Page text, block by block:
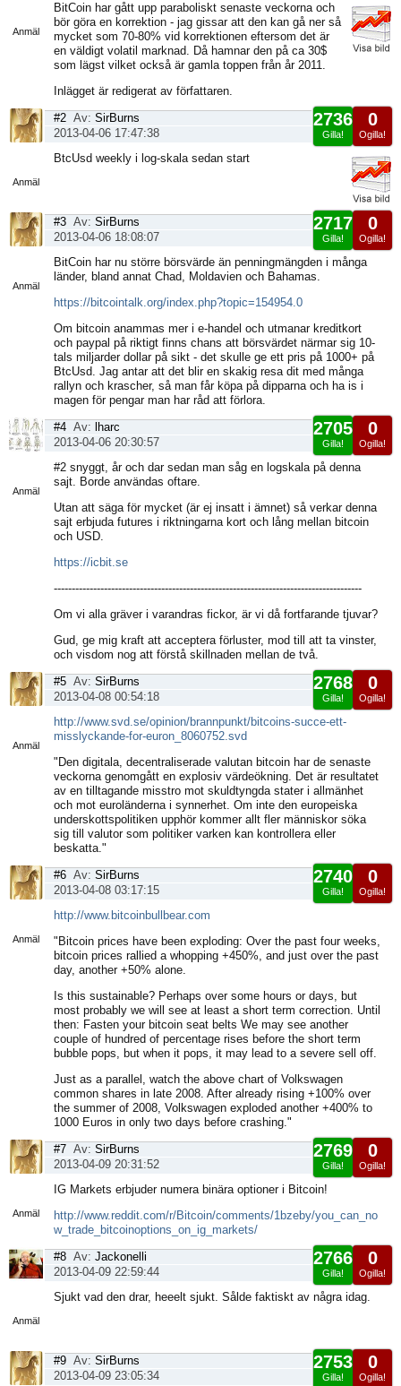
Anmäl
BitCoin har gått upp paraboliskt senaste veckorna och
bör göra en korrektion - jag gissar att den kan gå ner så
mycket som 70-80% vid korrektionen eftersom det är
en väldigt volatil marknad. Då hamnar den på ca 30$
som lägst vilket också är gamla toppen från år 2011.
Inlägget är redigerat av författaren.
Anmäl
0
Ogilla!
2736
Gilla!
#2 Av: SirBurns
2013-04-06 17:47:38
BtcUsd weekly i log-skala sedan start
Anmäl
0
Ogilla!
2717
Gilla!
#3 Av: SirBurns
2013-04-06 18:08:07
BitCoin har nu större börsvärde än penningmängden i många
länder, bland annat Chad, Moldavien och Bahamas.
https://bitcointalk.org/index.php?topic=154954.0
Om bitcoin anammas mer i e-handel och utmanar kreditkort
och paypal på riktigt finns chans att börsvärdet närmar sig 10-
tals miljarder dollar på sikt - det skulle ge ett pris på 1000+ på
BtcUsd. Jag antar att det blir en skakig resa dit med många
rallyn och krascher, så man får köpa på dipparna och ha is i
magen för pengar man har råd att förlora.
Anmäl
0
Ogilla!
2705
Gilla!
#4 Av:
lharc
2013-04-06 20:30:57
#2 snyggt, år och dar sedan man såg en logskala på denna
sajt. Borde användas oftare.
Utan att säga för mycket (är ej insatt i ämnet) så verkar denna
sajt erbjuda futures i riktningarna kort och lång mellan bitcoin
och USD.
https://icbit.se
--------------------------------------------------------------------------------------
Om vi alla gräver i varandras fickor, är vi då fortfarande tjuvar?
Gud, ge mig kraft att acceptera förluster, mod till att ta vinster,
och visdom nog att förstå skillnaden mellan de två.
Anmäl
0
Ogilla!
2768
Gilla!
#5 Av: SirBurns
2013-04-08 00:54:18
http://www.svd.se/opinion/brannpunkt/bitcoins-succe-ett-
misslyckande-for-euron_8060752.svd
"Den digitala, decentraliserade valutan bitcoin har de senaste
veckorna genomgått en explosiv värdeökning. Det är resultatet
av en tilltagande misstro mot skuldtyngda stater i allmänhet
och mot euroländerna i synnerhet. Om inte den europeiska
underskottspolitiken upphör kommer allt fler människor söka
sig till valutor som politiker varken kan kontrollera eller
beskatta."
Anmäl
0
Ogilla!
2740
Gilla!
#6 Av: SirBurns
2013-04-08 03:17:15
http://www.bitcoinbullbear.com
"Bitcoin prices have been exploding: Over the past four weeks,
bitcoin prices rallied a whopping +450%, and just over the past
day, another +50% alone.
Is this sustainable? Perhaps over some hours or days, but
most probably we will see at least a short term correction. Until
then: Fasten your bitcoin seat belts We may see another
couple of hundred of percentage rises before the short term
bubble pops, but when it pops, it may lead to a severe sell off.
Just as a parallel, watch the above chart of Volkswagen
common shares in late 2008. After already rising +100% over
the summer of 2008, Volkswagen exploded another +400% to
1000 Euros in only two days before crashing."
Anmäl
0
Ogilla!
2769
Gilla!
#7 Av: SirBurns
2013-04-09 20:31:52
IG Markets erbjuder numera binära optioner i Bitcoin!
http://www.reddit.com/r/Bitcoin/comments/1bzeby/you_can_no
w_trade_bitcoinoptions_on_ig_markets/
Anmäl
0
Ogilla!
2766
Gilla!
#8 Av: Jackonelli
2013-04-09 22:59:44
Sjukt vad den drar, heeelt sjukt. Sålde faktiskt av några idag.
0
Ogilla!
2753
Gilla!
#9 Av: SirBurns
2013-04-09 23:05:34